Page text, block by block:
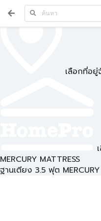
เลือกที่อ
MERCURY MATTRESS
ฐานเตียง 3.5 ฟุต